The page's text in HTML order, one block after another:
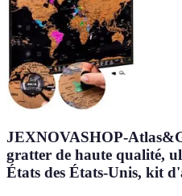
JEXNOVASHOP-
gratter de haute qualité,
États des États-Unis, kit